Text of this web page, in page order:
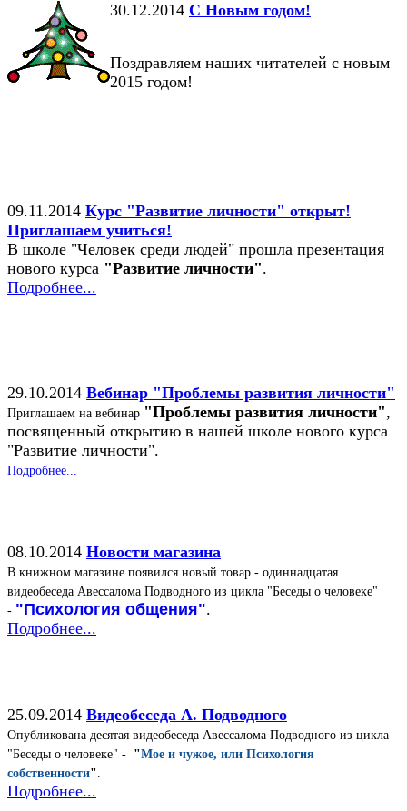
30.12.2014 С Новым годом!
Поздравляем наших читателей с новым
2015 годом!
09.11.2014 Курс "Развитие личности" открыт!
Приглашаем учиться!
В школе "Человек среди людей" прошла презентация
нового курса "Развитие личности".
Подробнее...
29.10.2014 Вебинар "Проблемы развития личности"
Приглашаем на вебинар "Проблемы развития личности",
посвященный открытию в нашей школе нового курса
"Развитие личности".
Подробнее...
08.10.2014 Новости магазина
В книжном магазине появился новый товар - одиннадцатая
видеобеседа Авессалома Подводного из цикла "Беседы о человеке"
- "Психология общения".
Подробнее...
25.09.2014 Видеобеседа А. Подводного
Опубликована десятая видеобеседа Авессалома Подводного из цикла
"Беседы о человеке" - "Мое и чужое, или Психология
собственности"
Подробнее...